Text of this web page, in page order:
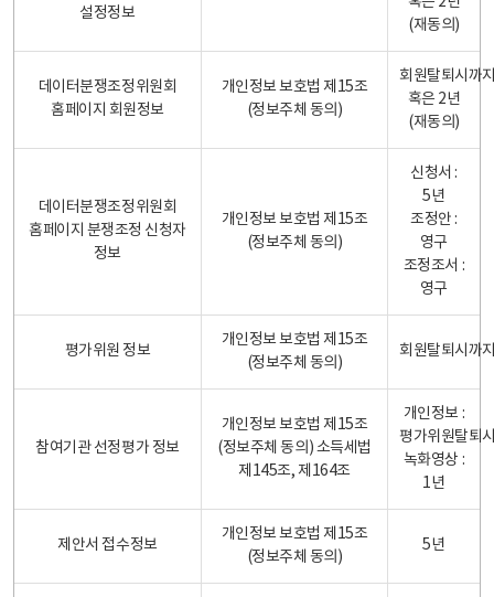
설정정보
(재동의)
데이터분쟁조정위원회
홈페이지 회원정보
개인정보 보호법 제15조
(정보주체 동의)
회원탈퇴시까
혹은 2년
(재동의)
데이터분쟁조정위원회
홈페이지 분쟁조정 신청자
정보
개인정보 보호법 제15조
(정보주체 동의)
신청서 :
5년
조정안 :
영구
조정조서 :
영구
평가위원 정보
개인정보 보호법 제15조
(정보주체 동의)
회원탈퇴시까
참여기관 선정평가 정보
개인정보 보호법 제15조
(정보주체 동의) 소득세법
제145조, 제164조
개인정보 :
평가위원탈퇴
녹화영상 :
1년
제안서 접수정보
개인정보 보호법 제15조
(정보주체 동의)
5년